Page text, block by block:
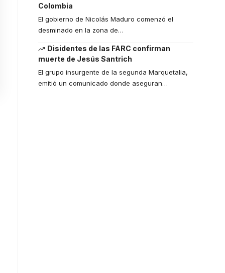
Colombia
El gobierno de Nicolás Maduro comenzó el
desminado en la zona de…
Disidentes de las FARC confirman
muerte de Jesús Santrich
El grupo insurgente de la segunda Marquetalia,
emitió un comunicado donde aseguran…